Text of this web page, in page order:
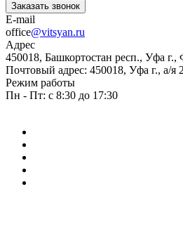
Заказать звонок
E-mail
office@vitsyan.ru
Адрес
450018, Башкортостан респ., Уфа г.,
Почтовый адрес: 450018, Уфа г., а/я
Режим работы
Пн - Пт: с 8:30 до 17:30